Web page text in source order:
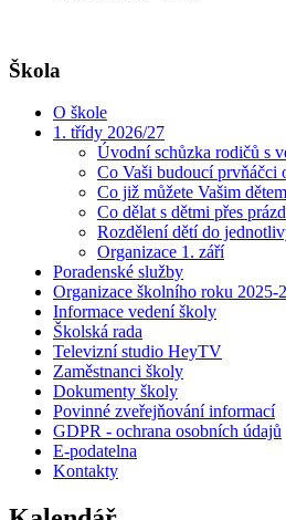
Škola
O škole
1. třídy 2026/27
Úvodní schůzka rodičů s
Co Vaši budoucí prvňáčci
Co již můžete Vašim
Co dělat s dětmi přes
Rozdělení dětí do
Organizace 1. září
Poradenské služby
Organizace školního roku 2025-
Informace vedení školy
Školská rada
Televizní studio HeyTV
Zaměstnanci školy
Dokumenty školy
Povinné zveřejňování informací
GDPR - ochrana osobních údajů
E-podatelna
Kontakty